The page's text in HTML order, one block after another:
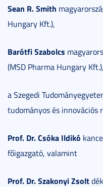
Sean R. Smith
Hungary Kft.),
Barótfi Szabolcs
(MSD Pharma Hungary Kft.),
a Szegedi
tudományos és innovációs
Prof. Dr. Csóka Ildikó
főigazgató, valamint
Prof. Dr. Szakonyi Zsolt